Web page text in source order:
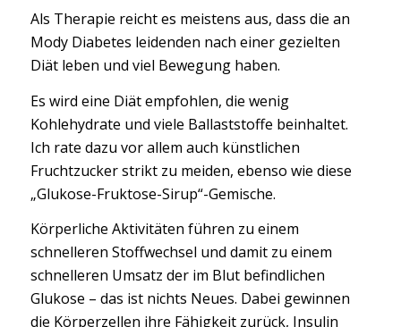
Als Therapie reicht es meistens aus, dass die an
Mody Diabetes leidenden nach einer gezielten
Diät leben und viel Bewegung haben.
Es wird eine Diät empfohlen, die wenig
Kohlehydrate und viele Ballaststoffe beinhaltet.
Ich rate dazu vor allem auch künstlichen
Fruchtzucker strikt zu meiden, ebenso wie diese
„Glukose-Fruktose-Sirup“-Gemische.
Körperliche Aktivitäten führen zu einem
schnelleren Stoffwechsel und damit zu einem
schnelleren Umsatz der im Blut befindlichen
Glukose – das ist nichts Neues. Dabei gewinnen
die Körperzellen ihre Fähigkeit zurück, Insulin